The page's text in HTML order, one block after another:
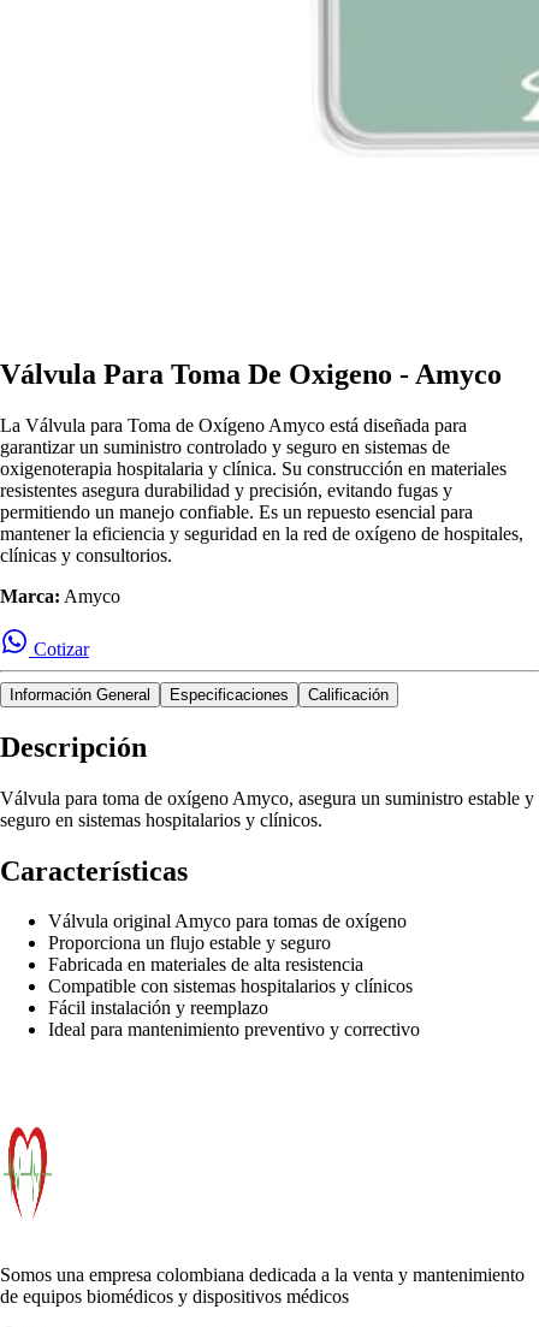
Válvula Para Toma De Oxigeno - Amyco
La Válvula para Toma de Oxígeno Amyco está diseñada para
garantizar un suministro controlado y seguro en sistemas de
oxigenoterapia hospitalaria y clínica. Su construcción en materiales
resistentes asegura durabilidad y precisión, evitando fugas y
permitiendo un manejo confiable. Es un repuesto esencial para
mantener la eficiencia y seguridad en la red de oxígeno de hospitales,
clínicas y consultorios.
Marca: Amyco
Cotizar
Información General Especificaciones Calificación
Descripción
Válvula para toma de oxígeno Amyco, asegura un suministro estable y
seguro en sistemas hospitalarios y clínicos.
Características
Válvula original Amyco para tomas de oxígeno
Proporciona un flujo estable y seguro
Fabricada en materiales de alta resistencia
Compatible con sistemas hospitalarios y clínicos
Fácil instalación y reemplazo
Ideal para mantenimiento preventivo y correctivo
Somos una empresa colombiana dedicada a la venta y mantenimiento
de equipos biomédicos y dispositivos médicos